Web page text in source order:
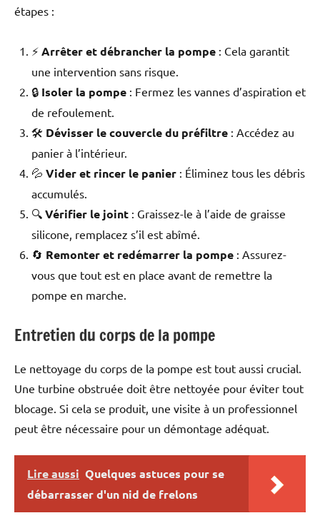
étapes :
⚡ Arrêter et débrancher la pompe : Cela garantit
une intervention sans risque.
🔒 Isoler la pompe : Fermez les vannes d’aspiration et
de refoulement.
🛠️ Dévisser le couvercle du préfiltre : Accédez au
panier à l’intérieur.
💦 Vider et rincer le panier : Éliminez tous les débris
accumulés.
🔍 Vérifier le joint : Graissez-le à l’aide de graisse
silicone, remplacez s’il est abîmé.
🔄 Remonter et redémarrer la pompe : Assurez-
vous que tout est en place avant de remettre la
pompe en marche.
Entretien du corps de la pompe
Le nettoyage du corps de la pompe est tout aussi crucial.
Une turbine obstruée doit être nettoyée pour éviter tout
blocage. Si cela se produit, une visite à un professionnel
peut être nécessaire pour un démontage adéquat.
Lire aussi Quelques astuces pour se
débarrasser d'un nid de frelons